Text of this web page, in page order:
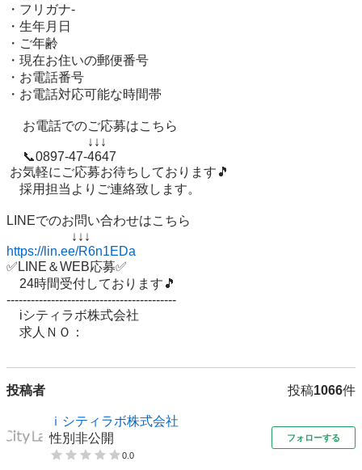
・フリガナ-
・生年月日
・ご年齢
・現在お住いの郵便番号
・お電話番号
・お電話対応可能な時間帯
採用担当よりご連絡致します。
LINEでのお問い合わせはこちら
https://lin.ee/R6n1EDa
✅LINE＆WEB応募✅
24時間受付しております🎵
------------------------------------------
iシティラボ株式会社
求人ＮＯ：
投稿者 投稿1066件
ｉシティラボ株式会社
性別非公開
0.0
フォローする